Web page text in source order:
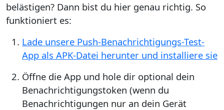
belästigen? Dann bist du hier genau richtig. So
funktioniert es:
Lade unsere Push-Benachrichtigungs-Test-
App als APK-Datei herunter und installiere sie
Öffne die App und hole dir optional dein
Benachrichtigungstoken (wenn du
Benachrichtigungen nur an dein Gerät